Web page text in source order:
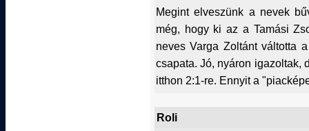
Megint elveszünk a nevek
még, hogy ki az a Tamási
neves Varga Zoltánt váltotta
csapata. Jó, nyáron igazoltak,
itthon 2:1-re. Ennyit a
Roli